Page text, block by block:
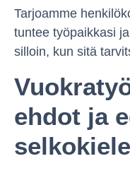
Tarjoamme
tuntee työpaikkasi
silloin, kun sitä
ehdot ja